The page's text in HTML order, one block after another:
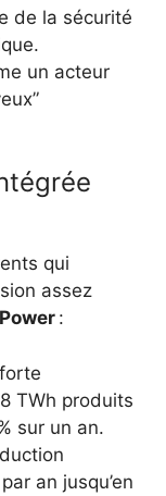
de la sécurité
un acteur
qui
assez
:
TWh produits
sur un an.
an jusqu’en